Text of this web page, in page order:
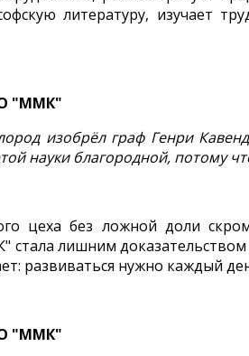
литературу, изучает
"ММК"
изобрёл граф Генри
науки благородной, потому
цеха без ложной доли
лишним
развиваться нужно каждый
"ММК"